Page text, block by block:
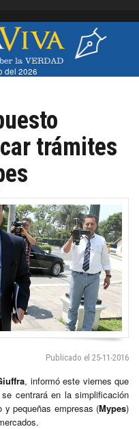
navigation
del 2026
trámites
Publicado el 25-11-2016
, informó este viernes que
centrará en la simplificación
pequeñas empresas (Mypes)